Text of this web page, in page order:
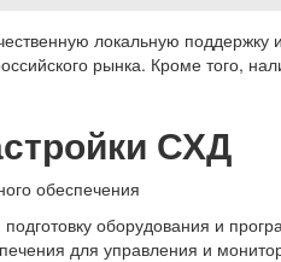
локальную
рынка. Кроме того,
СХД
обеспечения
оборудования и
для управления и